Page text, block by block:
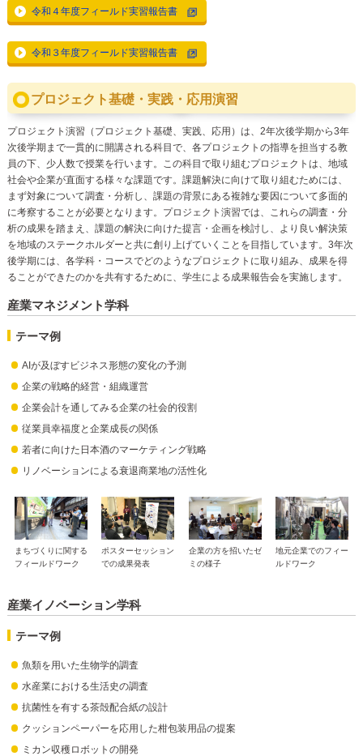
令和４年度フィールド実習報告書
令和３年度フィールド実習報告書
プロジェクト基礎・実践・応用演習
プロジェクト演習（プロジェクト基礎、実践、応用）は、2年次後学期から3年
次後学期まで一貫的に開講される科目で、各プロジェクトの指導を担当する教
員の下、少人数で授業を行います。この科目で取り組むプロジェクトは、地域
社会や企業が直面する様々な課題です。課題解決に向けて取り組むためには、
まず対象について調査・分析し、課題の背景にある複雑な要因について多面的
に考察することが必要となります。プロジェクト演習では、これらの調査・分
析の成果を踏まえ、課題の解決に向けた提言・企画を検討し、より良い解決策
を地域のステークホルダーと共に創り上げていくことを目指しています。3年次
後学期には、各学科・コースでどのようなプロジェクトに取り組み、成果を得
ることができたのかを共有するために、学生による成果報告会を実施します。
産業マネジメント学科
テーマ例
AIが及ぼすビジネス形態の変化の予測
企業の戦略的経営・組織運営
企業会計を通してみる企業の社会的役割
従業員幸福度と企業成長の関係
若者に向けた日本酒のマーケティング戦略
リノベーションによる衰退商業地の活性化
まちづくりに関する
フィールドワーク
ポスターセッション
での成果発表
企業の方を招いたゼ
ミの様子
地元企業でのフィー
ルドワーク
産業イノベーション学科
テーマ例
魚類を用いた生物学的調査
水産業における生活史の調査
抗菌性を有する茶殻配合紙の設計
クッションペーパーを応用した柑包装用品の提案
ミカン収穫ロボットの開発